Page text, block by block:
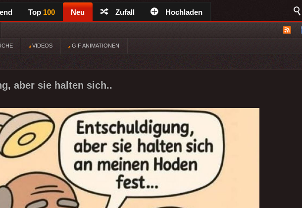
Top 100 Neu Zufall Hochladen
VIDEOS GIF ANIMATIONEN
aber sie halten sich..